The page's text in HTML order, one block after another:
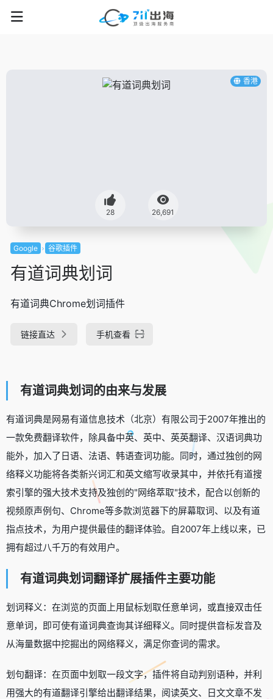
香港
28 26,691
Google 谷歌插件
有道词典划词
有道词典Chrome划词插件
链接直达 手机查看
有道词典划词的由来与发展
有道词典是网易有道信息技术（北京）有限公司于2007年推出的
一款免费翻译软件，除具备中英、英中、英英翻译、汉语词典功
能外，加入了日语、法语、韩语查词功能。同时，通过独创的网
络释义功能将各类新兴词汇和英文缩写收录其中，并依托有道搜
索引擎的强大技术支持及独创的"网络萃取"技术，配合以创新的
视频原声例句、Chrome等多款浏览器下的屏幕取词、以及有道
指点技术，为用户提供最佳的翻译体验。自2007年上线以来，已
拥有超过八千万的有效用户。
有道词典划词翻译扩展插件主要功能
划词释义：在浏览的页面上用鼠标划取任意单词，或直接双击任
意单词，即可使有道词典查询其详细释义。同时提供音标发音及
从海量数据中挖掘出的网络释义，满足你查词的需求。
划句翻译：在页面中划取一段文字，插件将自动判别语种，并利
用强大的有道翻译引擎给出翻译结果，阅读英文、日文文章不发